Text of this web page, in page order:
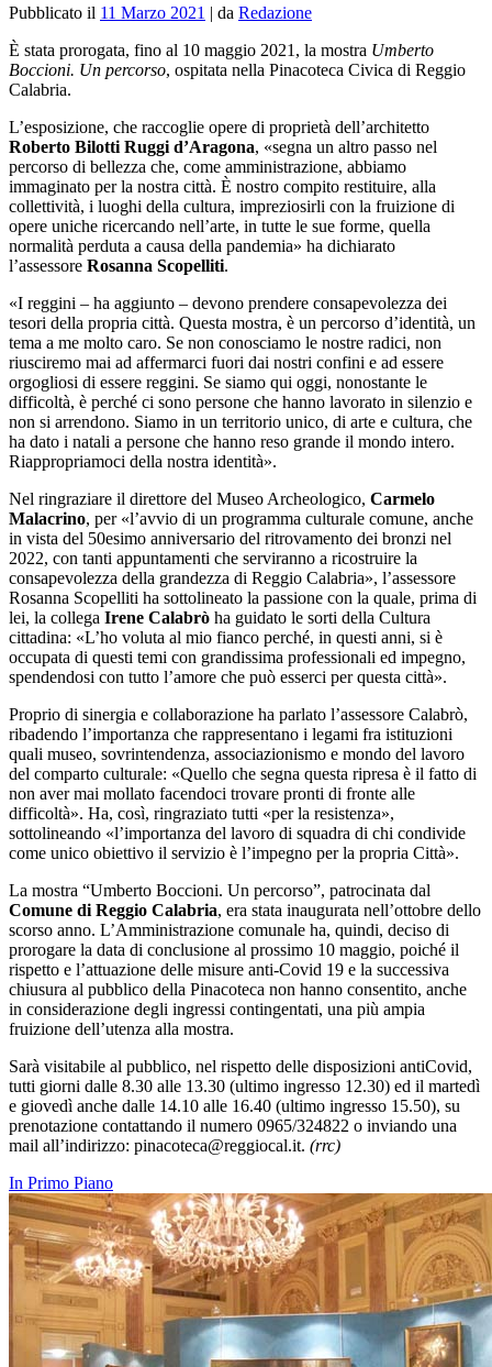
Pubblicato il 11 Marzo 2021 | da Redazione
È stata prorogata, fino al 10 maggio 2021, la mostra Umberto
Boccioni. Un percorso, ospitata nella Pinacoteca Civica di Reggio
Calabria.
L’esposizione, che raccoglie opere di proprietà dell’architetto
Roberto Bilotti Ruggi d’Aragona, «segna un altro passo nel
percorso di bellezza che, come amministrazione, abbiamo
immaginato per la nostra città. È nostro compito restituire, alla
collettività, i luoghi della cultura, impreziosirli con la fruizione di
opere uniche ricercando nell’arte, in tutte le sue forme, quella
normalità perduta a causa della pandemia» ha dichiarato
l’assessore Rosanna Scopelliti.
«I reggini – ha aggiunto – devono prendere consapevolezza dei
tesori della propria città. Questa mostra, è un percorso d’identità, un
tema a me molto caro. Se non conosciamo le nostre radici, non
riusciremo mai ad affermarci fuori dai nostri confini e ad essere
orgogliosi di essere reggini. Se siamo qui oggi, nonostante le
difficoltà, è perché ci sono persone che hanno lavorato in silenzio e
non si arrendono. Siamo in un territorio unico, di arte e cultura, che
ha dato i natali a persone che hanno reso grande il mondo intero.
Riappropriamoci della nostra identità».
Nel ringraziare il direttore del Museo Archeologico, Carmelo
Malacrino, per «l’avvio di un programma culturale comune, anche
in vista del 50esimo anniversario del ritrovamento dei bronzi nel
2022, con tanti appuntamenti che serviranno a ricostruire la
consapevolezza della grandezza di Reggio Calabria», l’assessore
Rosanna Scopelliti ha sottolineato la passione con la quale, prima di
lei, la collega Irene Calabrò ha guidato le sorti della Cultura
cittadina: «L’ho voluta al mio fianco perché, in questi anni, si è
occupata di questi temi con grandissima professionali ed impegno,
spendendosi con tutto l’amore che può esserci per questa città».
Proprio di sinergia e collaborazione ha parlato l’assessore Calabrò,
ribadendo l’importanza che rappresentano i legami fra istituzioni
quali museo, sovrintendenza, associazionismo e mondo del lavoro
del comparto culturale: «Quello che segna questa ripresa è il fatto di
non aver mai mollato facendoci trovare pronti di fronte alle
difficoltà». Ha, così, ringraziato tutti «per la resistenza»,
sottolineando «l’importanza del lavoro di squadra di chi condivide
come unico obiettivo il servizio è l’impegno per la propria Città».
La mostra “Umberto Boccioni. Un percorso”, patrocinata dal
Comune di Reggio Calabria, era stata inaugurata nell’ottobre dello
scorso anno. L’Amministrazione comunale ha, quindi, deciso di
prorogare la data di conclusione al prossimo 10 maggio, poiché il
rispetto e l’attuazione delle misure anti-Covid 19 e la successiva
chiusura al pubblico della Pinacoteca non hanno consentito, anche
in considerazione degli ingressi contingentati, una più ampia
fruizione dell’utenza alla mostra.
Sarà visitabile al pubblico, nel rispetto delle disposizioni antiCovid,
tutti giorni dalle 8.30 alle 13.30 (ultimo ingresso 12.30) ed il martedì
e giovedì anche dalle 14.10 alle 16.40 (ultimo ingresso 15.50), su
prenotazione contattando il numero 0965/324822 o inviando una
mail all’indirizzo: pinacoteca@reggiocal.it. (rrc)
In Primo Piano